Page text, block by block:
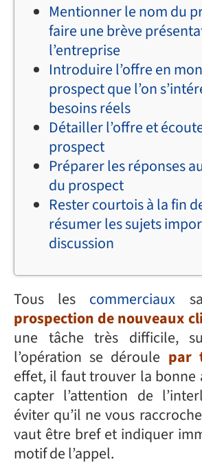
Mentionner le nom du
faire une brève
l’entreprise
Introduire l’offre en
prospect que l’on
besoins réels
Détailler l’offre et
prospect
Préparer les réponses
du prospect
Rester courtois à la fin
résumer les sujets
discussion
Tous les commerciaux
prospection de nouveaux
une tâche très difficile,
l’opération se déroule par
effet, il faut trouver la bonne
capter l’attention de
éviter qu’il ne vous
vaut être bref et indiquer
motif de l’appel.